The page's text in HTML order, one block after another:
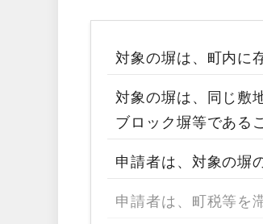
対象の塀は、町内に
対象の塀は、同じ敷
ブロック塀等である
申請者は、対象の塀
申請者は、町税等を